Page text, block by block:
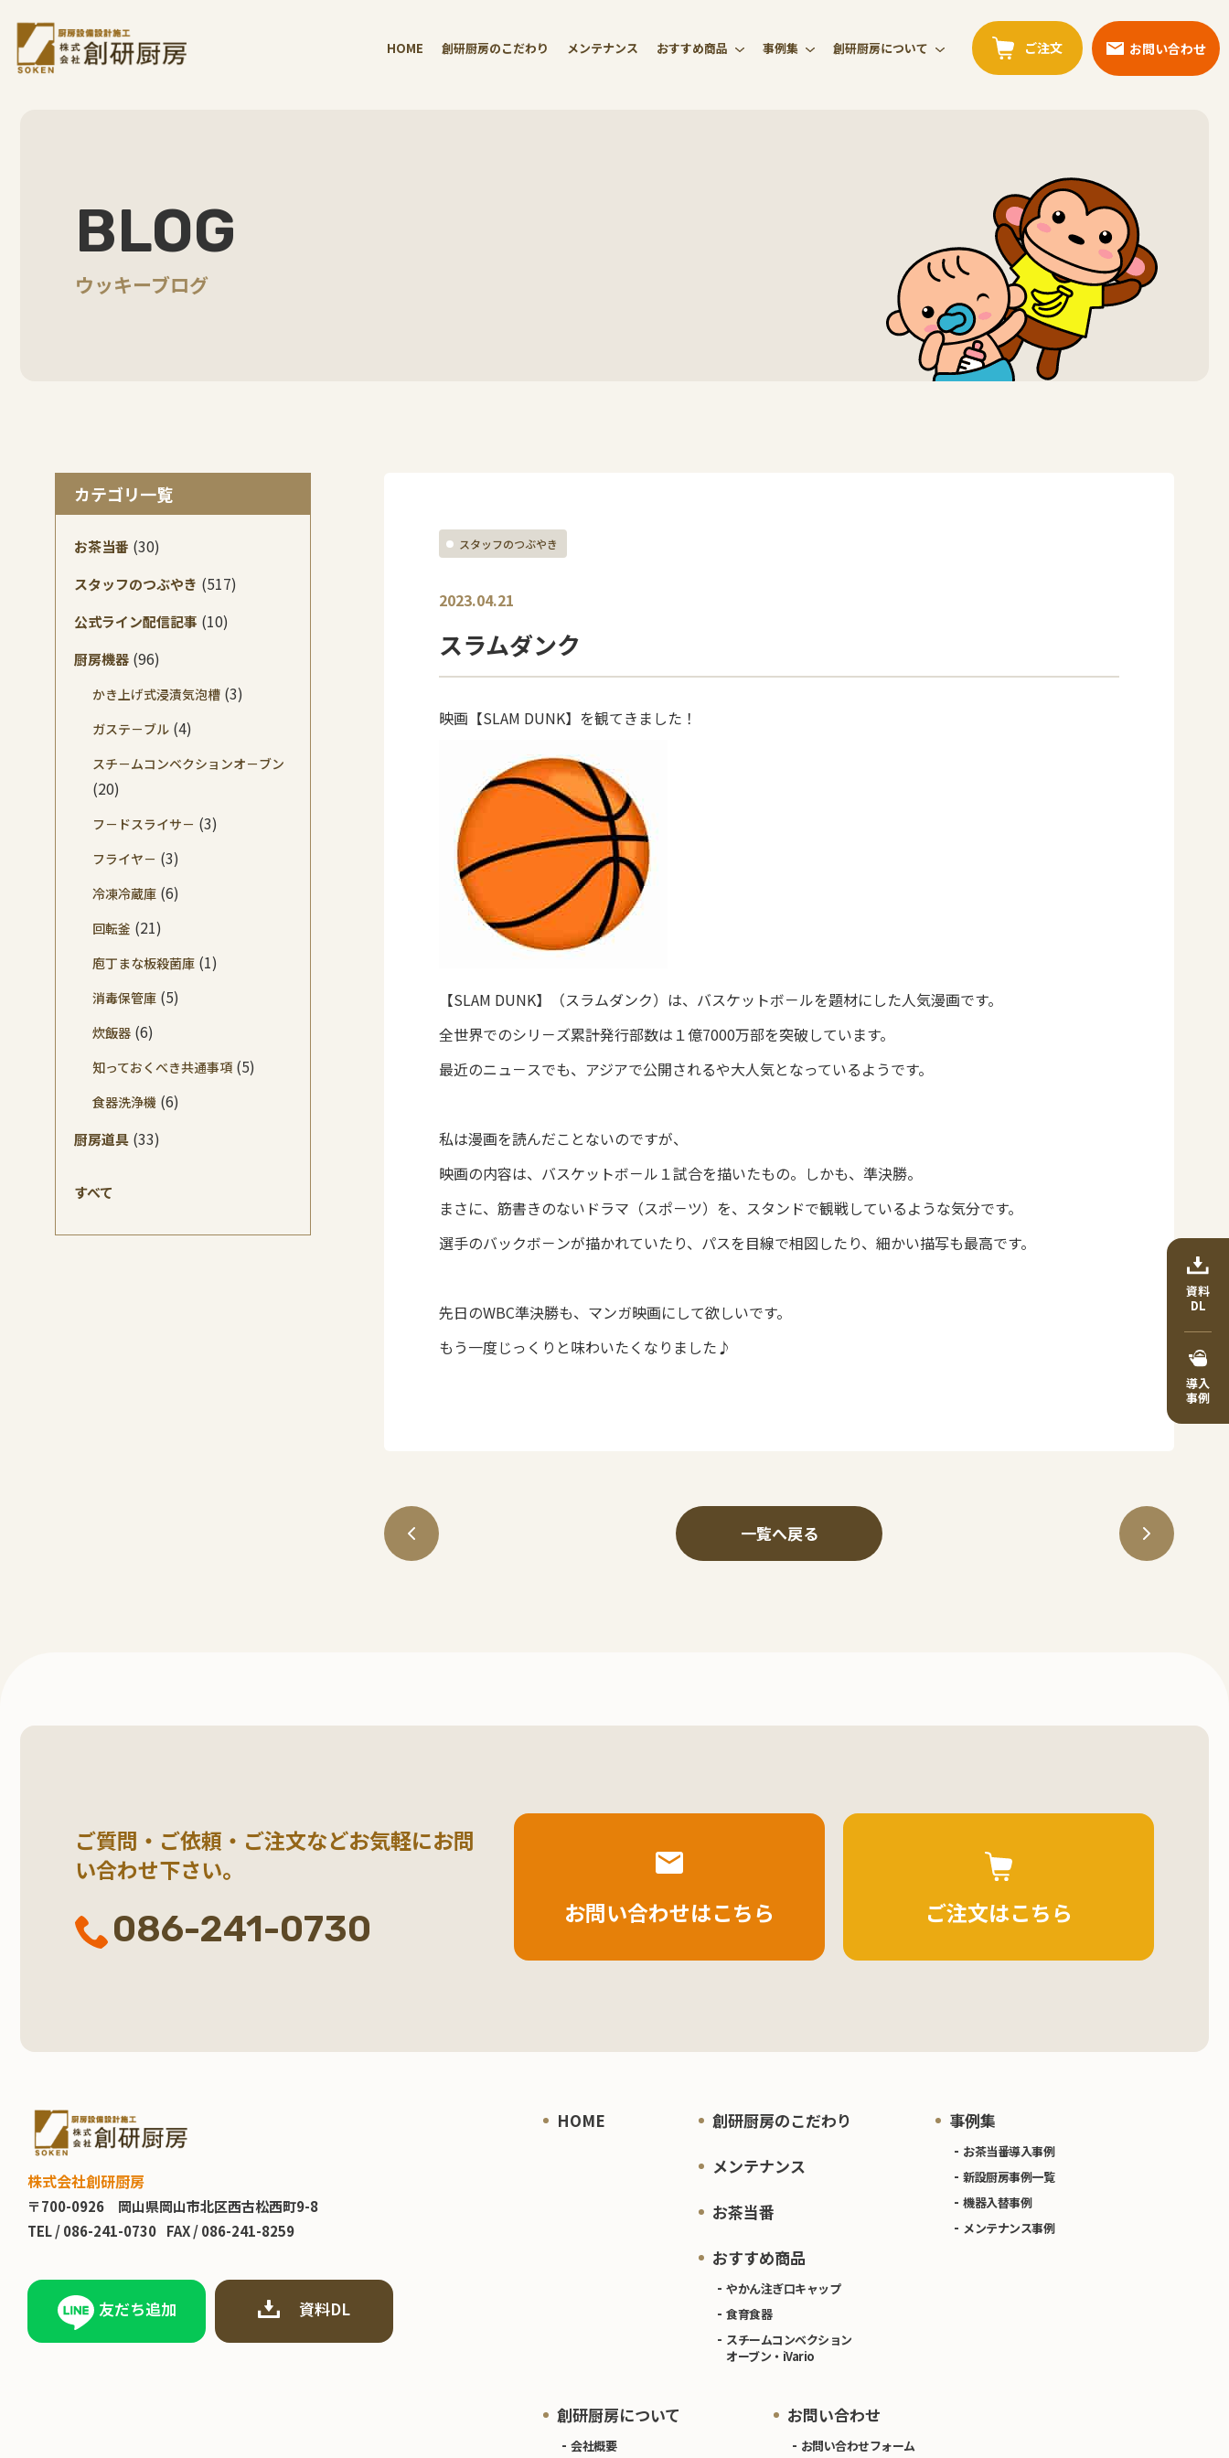
HOME 創研厨房のこだわり メンテナンス おすすめ商品 事例集 創研厨房について ご注文 お問い合わせ
資料
DL
導入
事例
BLOG
ウッキーブログ
スタッフのつぶやき
2023.04.21
スラムダンク
映画【SLAM DUNK】を観てきました！
【SLAM DUNK】（スラムダンク）は、バスケットボ－ルを題材にした人気漫画です。
全世界でのシリ－ズ累計発行部数は１億7000万部を突破しています。
最近のニュ－スでも、アジアで公開されるや大人気となっているようです。
私は漫画を読んだことないのですが、
映画の内容は、バスケットボ－ル１試合を描いたもの。しかも、準決勝。
まさに、筋書きのないドラマ（スポ－ツ）を、スタンドで観戦しているような気分です。
選手のバックボ－ンが描かれていたり、パスを目線で相図したり、細かい描写も最高です。
先日のWBC準決勝も、マンガ映画にして欲しいです。
もう一度じっくりと味わいたくなりました♪
一覧へ戻る
カテゴリ一覧
お茶当番 (30)
スタッフのつぶやき (517)
公式ライン配信記事 (10)
厨房機器 (96)
かき上げ式浸漬気泡槽 (3)
ガステ－ブル (4)
スチ－ムコンベクションオ－ブン
(20)
フ－ドスライサ－ (3)
フライヤ－ (3)
冷凍冷蔵庫 (6)
回転釜 (21)
庖丁まな板殺菌庫 (1)
消毒保管庫 (5)
炊飯器 (6)
知っておくべき共通事項 (5)
食器洗浄機 (6)
厨房道具 (33)
すべて
ご質問・ご依頼・ご注文などお気軽にお問
い合わせ下さい。
086-241-0730 お問い合わせはこちら ご注文はこちら
HOME
創研厨房のこだわり
メンテナンス
お茶当番
おすすめ商品
やかん注ぎ口キャップ
食育食器
スチームコンベクション
オーブン・iVario
事例集
お茶当番導入事例
新設厨房事例一覧
機器入替事例
メンテナンス事例
創研厨房について
会社概要
お問い合わせ
お問い合わせフォーム
株式会社創研厨房
〒700-0926 岡山県岡山市北区西古松西町9-8
TEL /086-241-0730 FAX / 086-241-8259
友だち追加 資料DL